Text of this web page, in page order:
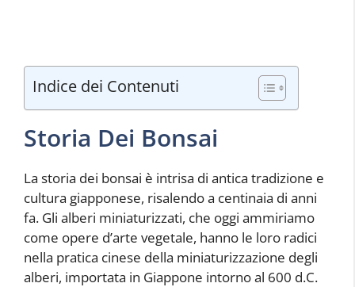
Indice dei Contenuti
Storia Dei Bonsai
La storia dei bonsai è intrisa di antica tradizione e
cultura giapponese, risalendo a centinaia di anni
fa. Gli alberi miniaturizzati, che oggi ammiriamo
come opere d’arte vegetale, hanno le loro radici
nella pratica cinese della miniaturizzazione degli
alberi, importata in Giappone intorno al 600 d.C.